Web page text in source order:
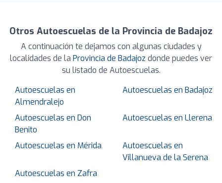
Otros Autoescuelas de la Provincia de Badajoz
A continuación te dejamos con algunas ciudades y
localidades de la Provincia de Badajoz donde puedes ver
su listado de Autoescuelas.
Autoescuelas en
Almendralejo
Autoescuelas en Badajoz
Autoescuelas en Don
Benito
Autoescuelas en Llerena
Autoescuelas en Mérida
Autoescuelas en
Villanueva de la Serena
Autoescuelas en Zafra